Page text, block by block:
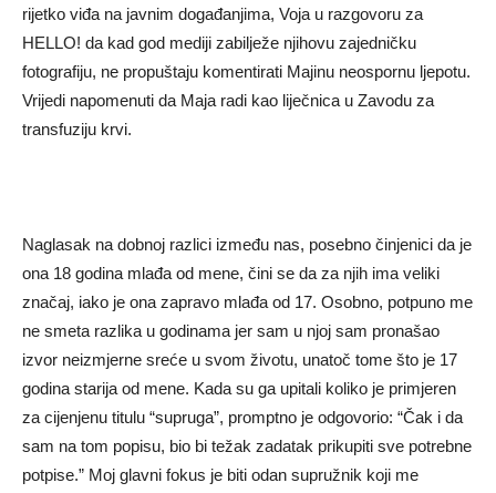
rijetko viđa na javnim događanjima, Voja u razgovoru za
HELLO! da kad god mediji zabilježe njihovu zajedničku
fotografiju, ne propuštaju komentirati Majinu neospornu ljepotu.
Vrijedi napomenuti da Maja radi kao liječnica u Zavodu za
transfuziju krvi.
Naglasak na dobnoj razlici između nas, posebno činjenici da je
ona 18 godina mlađa od mene, čini se da za njih ima veliki
značaj, iako je ona zapravo mlađa od 17. Osobno, potpuno me
ne smeta razlika u godinama jer sam u njoj sam pronašao
izvor neizmjerne sreće u svom životu, unatoč tome što je 17
godina starija od mene. Kada su ga upitali koliko je primjeren
za cijenjenu titulu “supruga”, promptno je odgovorio: “Čak i da
sam na tom popisu, bio bi težak zadatak prikupiti sve potrebne
potpise.” Moj glavni fokus je biti odan supružnik koji me